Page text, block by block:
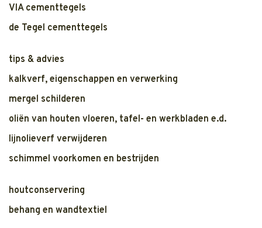
VIA cementtegels
de Tegel cementtegels
tips & advies
kalkverf, eigenschappen en verwerking
mergel schilderen
oliën van houten vloeren, tafel- en werkbladen e.d.
lijnolieverf verwijderen
schimmel voorkomen en bestrijden
houtconservering
behang en wandtextiel